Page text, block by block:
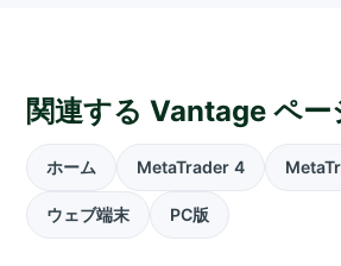
関連する Vantage ペー
ホーム MetaTrader 4
ウェブ端末 PC版